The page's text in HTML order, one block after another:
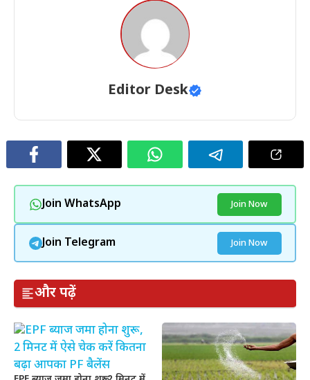
Editor Desk
Join WhatsApp Join Now
Join Telegram Join Now
और पढ़ें